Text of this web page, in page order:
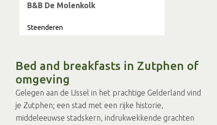
B&B De Molenkolk
Steenderen
Bed and breakfasts in Zutphen of
omgeving
Gelegen aan de IJssel in het prachtige Gelderland vind
je Zutphen; een stad met een rijke historie,
middeleeuwse stadskern, indrukwekkende grachten